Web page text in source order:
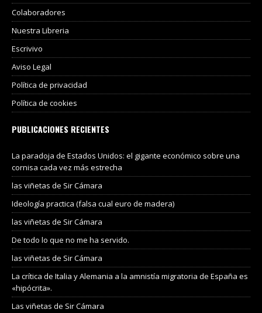
Colaboradores
Nuestra Libreria
Escrivivo
Aviso Legal
Política de privacidad
Política de cookies
PUBLICACIONES RECIENTES
La paradoja de Estados Unidos: el gigante económico sobre una
cornisa cada vez más estrecha
las viñetas de Sir Cámara
Ideología practica (falsa cual euro de madera)
las viñetas de Sir Cámara
De todo lo que no me ha servido.
las viñetas de Sir Cámara
La crítica de Italia y Alemania a la amnistía migratoria de España es
«hipócrita».
Las viñetas de Sir Cámara